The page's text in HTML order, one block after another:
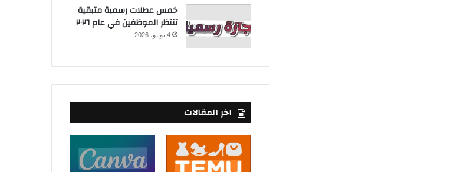
خمس عطلات رسمية متبقية
تنتظر الموظفين في عام ٢٠٢٦
4 يونيو، 2026
اخر المقالات